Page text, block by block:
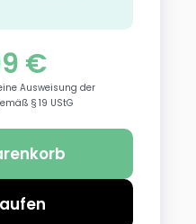
€
Ausweisung der
§ 19 UStG